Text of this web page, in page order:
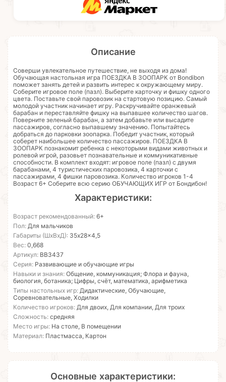
Описание
Соверши увлекательное путешествие, не выходя из дома!
Обучающая настольная игра ПОЕЗДКА В ЗООПАРК от Bondibon
поможет занять детей и развить интерес к окружающему миру.
Соберите игровое поле (пазл). Выберите карточку и фишку одного
цвета. Поставьте свой паровозик на стартовую позицию. Самый
молодой участник начинает игру. Раскручивайте оранжевый
барабан и переставляйте фишку на выпавшее количество шагов.
Поверните зеленый барабан, а затем добавьте или высадите
пассажиров, согласно выпавшему значению. Попытайтесь
добраться до парковки зоопарка. Победит участник, который
соберет наибольшее количество пассажиров. ПОЕЗДКА В
ЗООПАРК познакомит ребенка с некоторыми видами животных и
ролевой игрой, разовьет познавательные и коммуникативные
способности. В комплект входят: игровое поле (пазл) с двумя
барабанами, 4 туристических паровозика, 4 карточки с
пассажирами, 4 фишки паровозика. Количество игроков 1-4
Возраст 6+ Соберите всю серию ОБУЧАЮЩИХ ИГР от Бондибон!
Характеристики:
Возраст рекомендованный: 6+
Пол: Для мальчиков
Габариты (ШхВхД): 35x28x4,5
Вес: 0,668
Артикул: ВВ3437
Серия: Развивающие и обучающие игры
Навыки и знания: Общение, коммуникация; Флора и фауна,
биология, ботаника; Цифры, счёт, математика, арифметика
Типы настольных игр: Дидактические, Обучающие,
Соревновательные, Ходилки
Количество игроков: Для двоих, Для компании, Для троих
Сложность: средняя
Место игры: На столе, В помещении
Материал: Пластмасса, Картон
Основные характеристики: